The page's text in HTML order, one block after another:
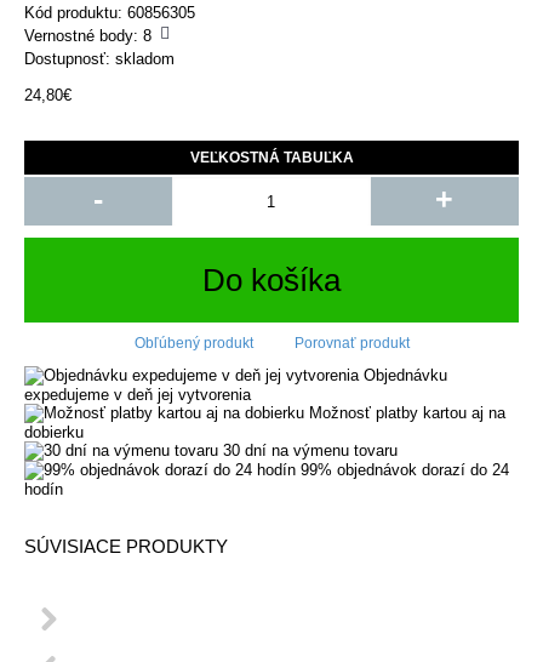
Kód produktu: 60856305
Vernostné body: 8
Dostupnosť: skladom
24,80€
VEĽKOSTNÁ TABUĽKA
- +
Do košíka
Obľúbený produkt Porovnať produkt
Objednávku
expedujeme v deň jej vytvorenia
Možnosť platby kartou aj na
dobierku
30 dní na výmenu tovaru
99% objednávok dorazí do 24
hodín
SÚVISIACE PRODUKTY